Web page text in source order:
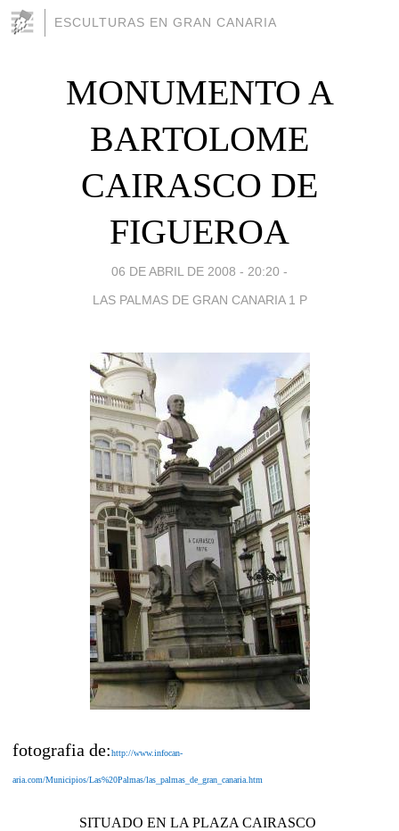
ESCULTURAS EN GRAN CANARIA
MONUMENTO A
BARTOLOME
CAIRASCO DE
FIGUEROA
06 DE ABRIL DE 2008 - 20:20 -
LAS PALMAS DE GRAN CANARIA 1 P
fotografia de:http://www.infocan-
aria.com/Municipios/Las%20Palmas/las_palmas_de_gran_canaria.htm
SITUADO EN LA PLAZA CAIRASCO